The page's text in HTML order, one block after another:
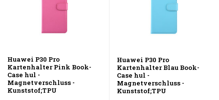
Huawei P30 Pro
Kartenhalter Pink Book-
Case hul -
Magnetverschluss -
Kunststof;TPU
Huawei P30 Pro
Kartenhalter Blau Book-
Case hul -
Magnetverschluss -
Kunststof;TPU